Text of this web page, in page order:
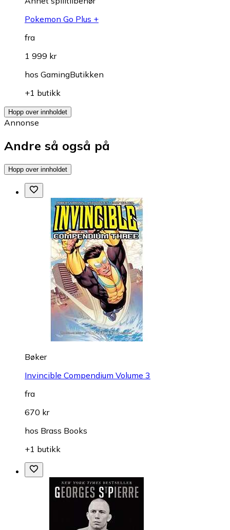
Pokemon Go Plus +
fra
1 999 kr
hos GamingButikken
+1 butikk
Hopp over innholdet
Annonse
Andre så også på
Hopp over innholdet
Bøker
Invincible Compendium Volume 3
fra
670 kr
hos Brass Books
+1 butikk